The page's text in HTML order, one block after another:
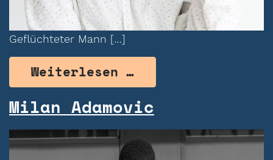
Geflüchteter Mann […]
Weiterlesen …from Mohammed
Milan Adamovic